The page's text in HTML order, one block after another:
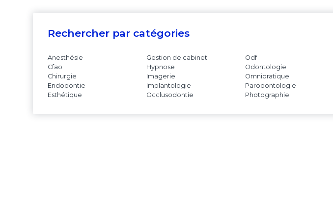
Rechercher par catégories
Anesthésie
Cfao
Chirurgie
Endodontie
Esthétique
Gestion de cabinet
Hypnose
Imagerie
Implantologie
Occlusodontie
Odf
Odontologie
Omnipratique
Parodontologie
Photographie